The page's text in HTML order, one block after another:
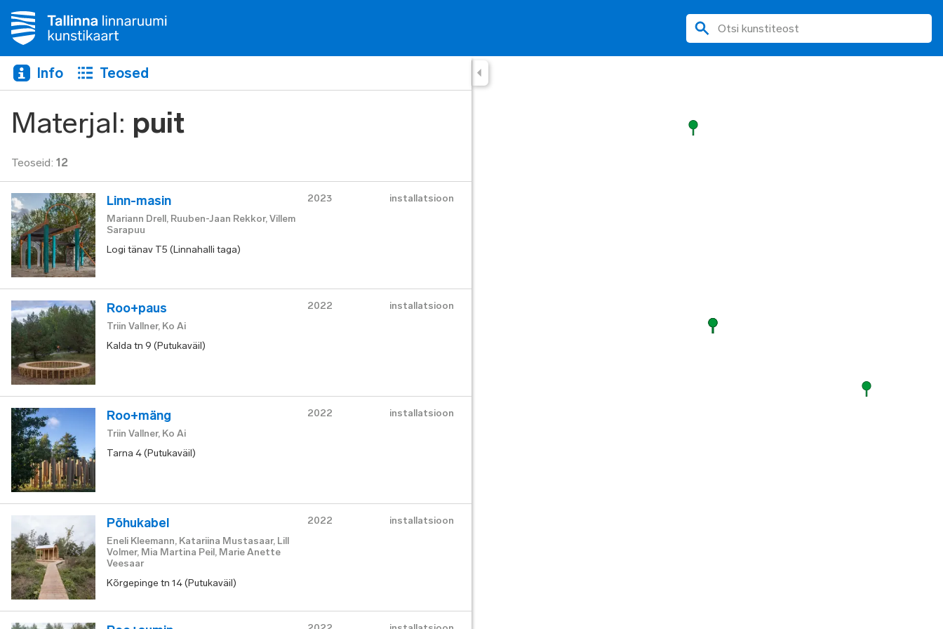
Info Teosed
Materjal: puit
Teoseid: 12
Linn-masin
Mariann Drell, Ruuben-Jaan Rekkor, Villem
Sarapuu
Logi tänav T5 (Linnahalli taga)
2023 installatsioon
Roo+paus
Triin Vallner, Ko Ai
Kalda tn 9 (Putukaväil)
2022 installatsioon
Roo+mäng
Triin Vallner, Ko Ai
Tarna 4 (Putukaväil)
2022 installatsioon
Põhukabel
Eneli Kleemann, Katariina Mustasaar, Lill
Volmer, Mia Martina Peil, Marie Anette
Veesaar
Kõrgepinge tn 14 (Putukaväil)
2022 installatsioon